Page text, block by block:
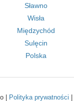
Sławno
Wisła
Międzychód
Sulęcin
Polska
| Polityka prywatności